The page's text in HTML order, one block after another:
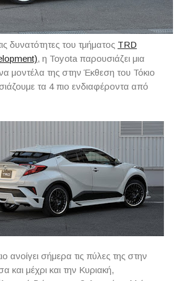
δυνατότητες του τμήματος TRD
, η Toyota παρουσιάζει μια
μοντέλα της στην Έκθεση του Τόκιο
τα 4 πιο ενδιαφέροντα από
ανοίγει σήμερα τις πύλες της στην
και μέχρι και την Κυριακή,